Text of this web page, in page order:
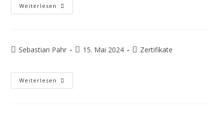
Weiterlesen
Sebastian Pahr 15. Mai 2024 Zertifikate
Weiterlesen